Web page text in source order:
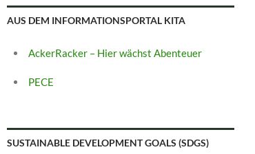
AUS DEM INFORMATIONSPORTAL KITA
AckerRacker – Hier wächst Abenteuer
PECE
SUSTAINABLE DEVELOPMENT GOALS (SDGS)